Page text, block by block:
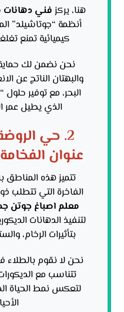
هنا، يركز فني دهانات
أنظمة “جوتاشيلد”
كيميائية تمنع
نحن نضمن لك
والبهتان الناتج عن
البحر، مع توفير
الذي يطيل عمر
2. حي
عنوان
تتميز هذه المناطق
الفاخرة التي تتطلب
معلم اصباغ جوتن
لتنفيذ الدهانات
بتأثيرات الرخام،
نحن لا نقوم
تتناسب مع الديكورات
لتعكس نمط الحياة